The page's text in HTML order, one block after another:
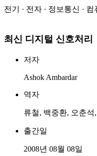
전기 · 전자 · 정보통신 · 컴
최신 디지털 신호처리
저자
Ashok Ambardar
역자
류철, 백중환, 오춘석
출간일
2008년 08월 08일